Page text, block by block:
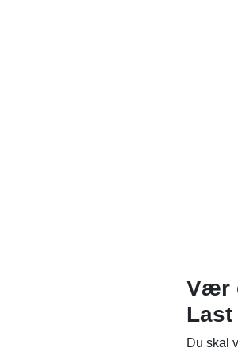
Vær
Last
Du skal